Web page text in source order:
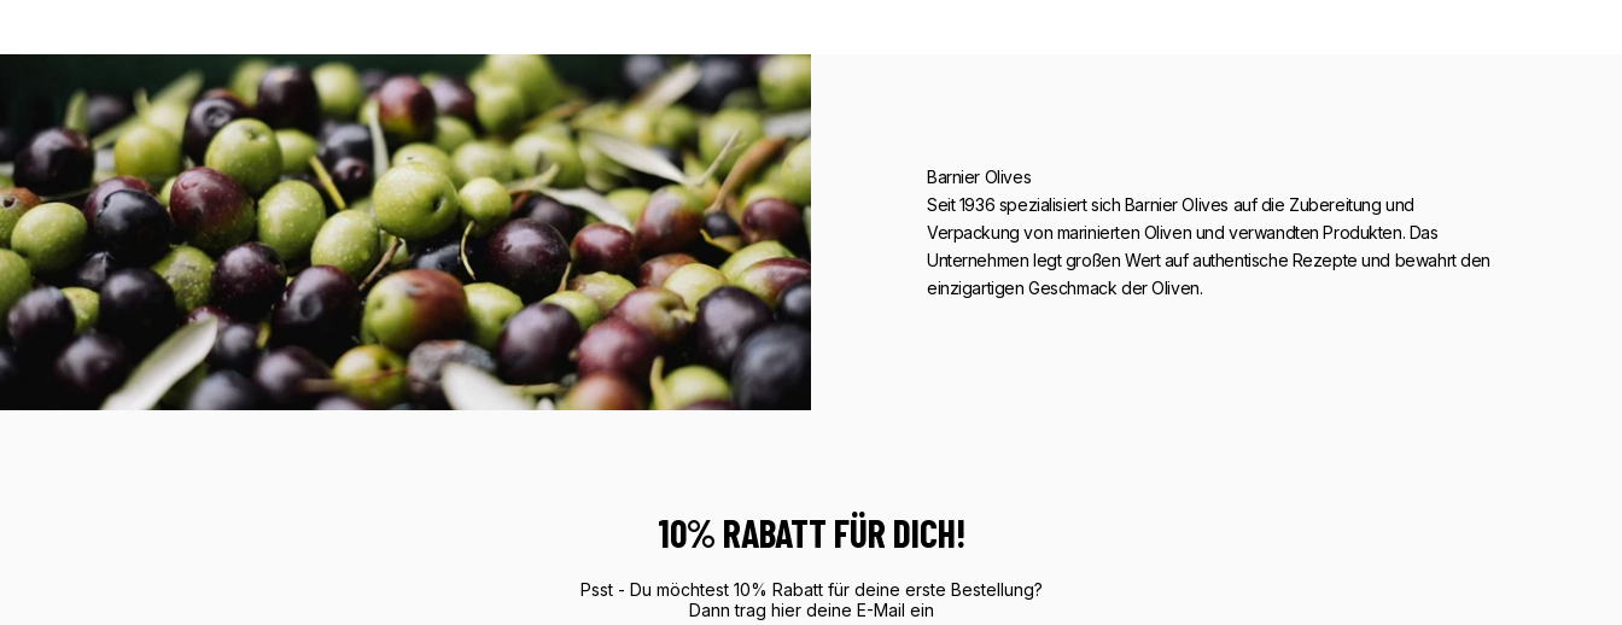
Barnier Olives
Seit 1936 spezialisiert sich Barnier Olives auf die Zubereitung und
Verpackung von marinierten Oliven und verwandten Produkten. Das
Unternehmen legt großen Wert auf authentische Rezepte und bewahrt den
einzigartigen Geschmack der Oliven.
10% RABATT FÜR DICH!
Psst - Du möchtest 10% Rabatt für deine erste Bestellung?
Dann trag hier deine E-Mail ein